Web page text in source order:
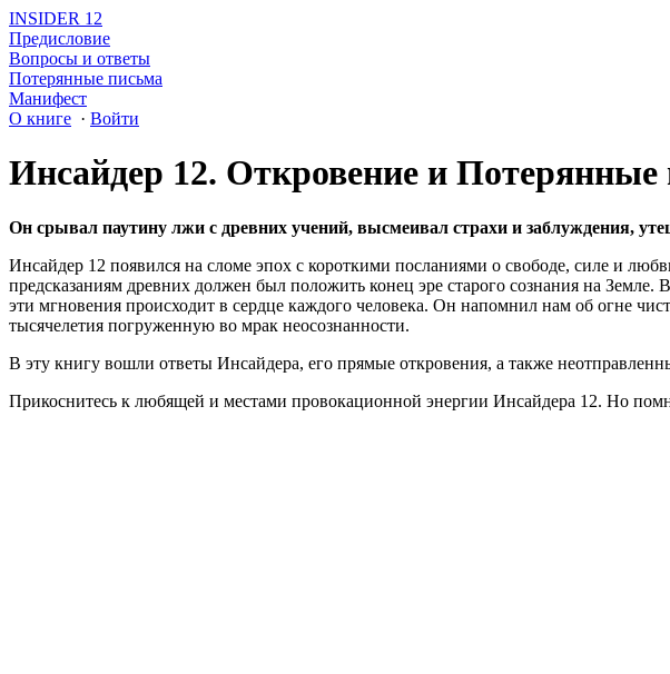
INSIDER 12
Предисловие
Вопросы и ответы
Потерянные письма
Манифест
О книге · Войти
Инсайдер 12. Откровение и Потерянные
Он срывал паутину лжи с древних учений, высмеивал страхи и заблуждения,
Инсайдер 12 появился на сломе эпох с короткими посланиями о свободе, силе и
предсказаниям древних должен был положить конец эре старого сознания на
эти мгновения происходит в сердце каждого человека. Он напомнил нам об огне
тысячелетия погруженную во мрак неосознанности.
В эту книгу вошли ответы Инсайдера, его прямые откровения, а также
Прикоснитесь к любящей и местами провокационной энергии Инсайдера 12. Но